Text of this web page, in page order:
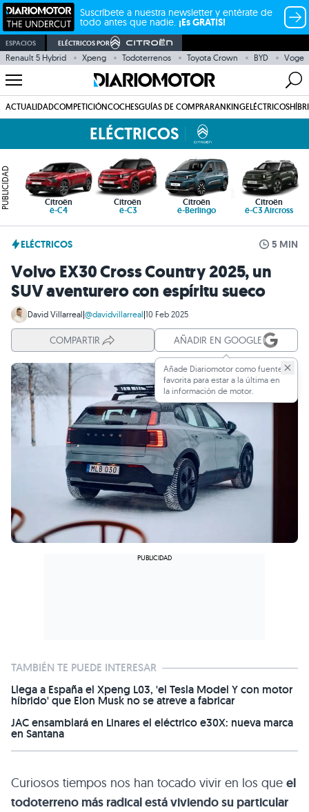
Suscríbete a nuestra newsletter y entérate de
todo antes que nadie. ¡Es GRATIS!
ESPACIOS ELÉCTRICOS POR
Renault 5 Hybrid Xpeng Todoterrenos Toyota Crown BYD Voge
ACTUALIDADCOMPETICIÓNCOCHESGUÍAS DE COMPRARANKINGELÉCTRICOS
ELÉCTRICOS
PUBLICIDAD Citroën
ë-C4
Citroën
ë-C3
Citroën
ë-Berlingo
Citroën
ë-C3 Aircross
ELÉCTRICOS 5 MIN
Volvo EX30 Cross Country 2025, un
SUV aventurero con espíritu sueco
David Villarreal|@davidvillarreal|10 Feb 2025
COMPARTIR AÑADIR EN GOOGLE
Añade Diariomotor como fuente
favorita para estar a la última en
la información de motor.
TAMBIÉN TE PUEDE INTERESAR
Llega a España el Xpeng L03, 'el Tesla Model Y con motor
híbrido' que Elon Musk no se atreve a fabricar
JAC ensamblará en Linares el eléctrico e30X: nueva marca
en Santana
Curiosos tiempos nos han tocado vivir en los que el
todoterreno más radical está viviendo su particular